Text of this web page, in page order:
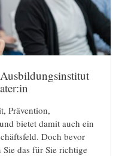
Prävention,
bietet damit auch ein
Doch bevor
Sie das für Sie richtige